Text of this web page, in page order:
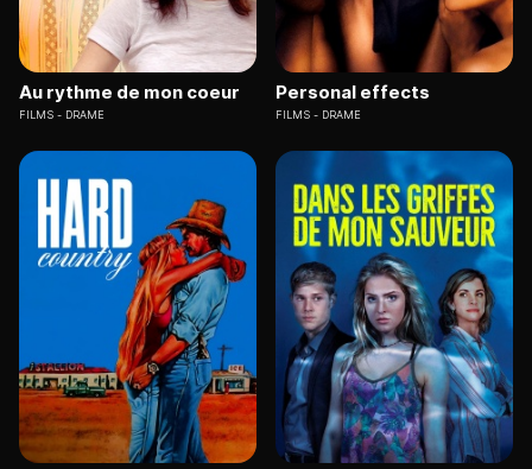
Au rythme de mon coeur
FILMS DRAME
Personal effects
FILMS DRAME